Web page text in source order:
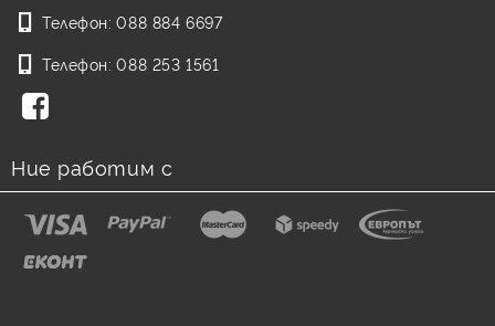
Телефон: 088 884 6697
Телефон: 088 253 1561
Ние работим с